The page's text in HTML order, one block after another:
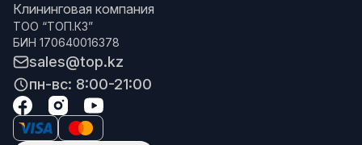
Клининговая компания
ТОО “ТОП.КЗ”
БИН 170640016378
sales@top.kz
пн-вс: 8:00-21:00